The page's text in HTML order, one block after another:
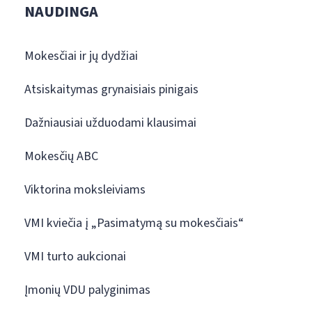
NAUDINGA
Mokesčiai ir jų dydžiai
Atsiskaitymas grynaisiais pinigais
Dažniausiai užduodami klausimai
Mokesčių ABC
Viktorina moksleiviams
VMI kviečia į „Pasimatymą su mokesčiais“
VMI turto aukcionai
Įmonių VDU palyginimas